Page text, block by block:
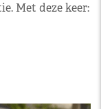
Met deze keer: